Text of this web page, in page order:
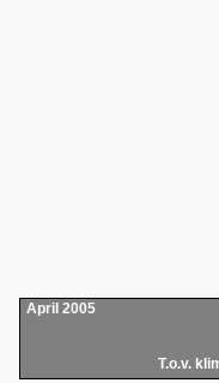
April 2005
T.o.v.